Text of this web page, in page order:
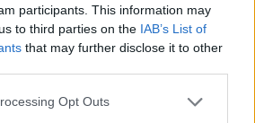
participants. This information may
to third parties on the IAB’s List of
that may further disclose it to other
app uses one or more Google
Opt Outs